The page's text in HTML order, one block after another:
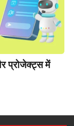
प्रोजेक्ट्स में